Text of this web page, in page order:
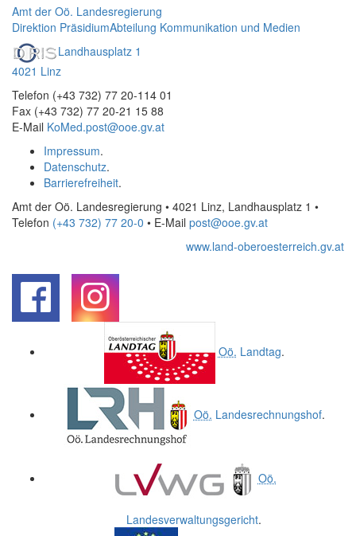
Amt der Oö. Landesregierung
Direktion PräsidiumAbteilung Kommunikation und Medien
Landhausplatz 1
4021 Linz
Telefon (+43 732) 77 20-114 01
Fax (+43 732) 77 20-21 15 88
E-Mail KoMed.post@ooe.gv.at
Impressum.
Datenschutz.
Barrierefreiheit.
Amt der Oö. Landesregierung • 4021 Linz, Landhausplatz 1 •
Telefon (+43 732) 77 20-0 • E-Mail post@ooe.gv.at
www.land-oberoesterreich.gv.at
Oö. Landtag.
Oö. Landesrechnungshof.
Oö.
Landesverwaltungsgericht.